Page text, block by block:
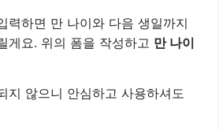
력하면 만 나이와 다음 생일까지
게요. 위의 폼을 작성하고 만 나이
지 않으니 안심하고 사용하셔도